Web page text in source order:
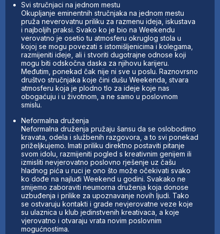
Svi stručnjaci na jednom mestu
Okupljanje eminentnih stručnjaka na jednom mestu
pruža neverovatnu priliku za razmenu ideja, iskustava
i najboljih praksi. Svako ko je bio na Weekendu
verovatno je osetio tu atmosferu okruglog stola u
kojoj se mogu povezati s istomišljenicima i kolegama,
razmijeniti ideje, ali i stvoriti dugotrajne odnose koji
mogu biti odskočna daska za njihovu karijeru.
Međutim, ponekad čak nije ni sve u poslu. Raznovrsno
društvo stručnjaka koje čini dušu Weekenda, stvara
atmosferu koja je plodno tlo za ideje koje nas
obogaćuju i u životnom, a ne samo u poslovnom
smislu.
Neformalna druženja
Neformalna druženja pružaju šansu da se oslobodimo
kravata, odela i službenih razgovora, a to svi ponekad
priželjkujemo. Imati priliku direktno postaviti pitanje
svom idolu, razmijeniti pogled s kreativnim genijem ili
izmisliti nevjerovatno poslovno rješenje uz čašu
hladnog pića u ruci je ono što može očekivati svako
ko dođe na najluđi Weekend u godini. Svakako ne
smijemo zaboraviti neumorna druženja koja donose
uzbuđenja i prilike za upoznavanje novih ljudi. Tako
se ostvaruju kontakti i grade nevjerovatne veze koje
su ulaznica u klub jedinstvenih kreativaca, a koje
vjerovatno i otvaraju vrata novim poslovnim
mogućnostima.